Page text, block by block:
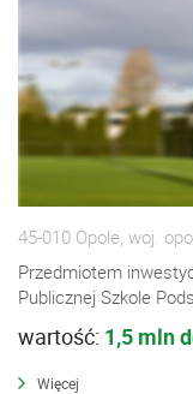
45-010 Opole, woj.
Przedmiotem
Publicznej Szkole
wartość: 1,5 mln
Więcej